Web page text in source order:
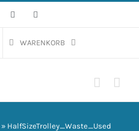
WhatsApp
WARENKORB
» HalfSizeTrolley_Waste_Used